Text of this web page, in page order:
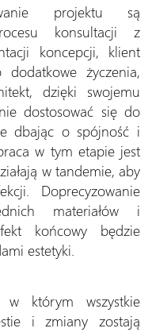
projektu są
konsultacji z
koncepcji, klient
życzenia,
dzięki swojemu
dostosować się do
dbając o spójność i
w tym etapie jest
w tandemie, aby
Doprecyzowanie
materiałów i
końcowy będzie
estetyki.
którym wszystkie
i zmiany zostają